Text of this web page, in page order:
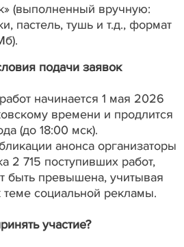
(выполненный вручную:
пастель, тушь и т.д., формат
подачи заявок
начинается 1 мая 2026
времени и продлится
(до 18:00 мск).
анонса организаторы
2 715 поступивших работ,
быть превышена, учитывая
социальной рекламы.
участие?